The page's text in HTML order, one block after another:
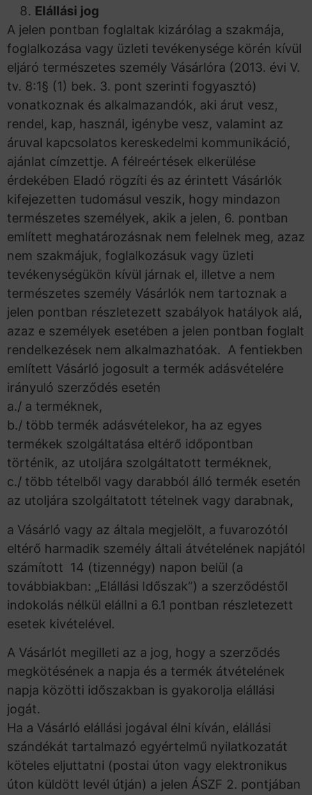
Elállási jog
A jelen pontban foglaltak kizárólag a szakmája,
foglalkozása vagy üzleti tevékenysége körén kívül
eljáró természetes személy Vásárlóra (2013. évi V.
tv. 8:1§ (1) bek. 3. pont szerinti fogyasztó)
vonatkoznak és alkalmazandók, aki árut vesz,
rendel, kap, használ, igénybe vesz, valamint az
áruval kapcsolatos kereskedelmi kommunikáció,
ajánlat címzettje. A félreértések elkerülése
érdekében Eladó rögzíti és az érintett Vásárlók
kifejezetten tudomásul veszik, hogy mindazon
természetes személyek, akik a jelen, 6. pontban
említett meghatározásnak nem felelnek meg, azaz
nem szakmájuk, foglalkozásuk vagy üzleti
tevékenységükön kívül járnak el, illetve a nem
természetes személy Vásárlók nem tartoznak a
jelen pontban részletezett szabályok hatályok alá,
azaz e személyek esetében a jelen pontban foglalt
rendelkezések nem alkalmazhatóak. A fentiekben
említett Vásárló jogosult a termék adásvételére
irányuló szerződés esetén
a./ a terméknek,
b./ több termék adásvételekor, ha az egyes
termékek szolgáltatása eltérő időpontban
történik, az utoljára szolgáltatott terméknek,
c./ több tételből vagy darabból álló termék esetén
az utoljára szolgáltatott tételnek vagy darabnak,
a Vásárló vagy az általa megjelölt, a fuvarozótól
eltérő harmadik személy általi átvételének napjától
számított 14 (tizennégy) napon belül (a
továbbiakban: „Elállási Időszak”) a szerződéstől
indokolás nélkül elállni a 6.1 pontban részletezett
esetek kivételével.
A Vásárlót megilleti az a jog, hogy a szerződés
megkötésének a napja és a termék átvételének
napja közötti időszakban is gyakorolja elállási
jogát.
Ha a Vásárló elállási jogával élni kíván, elállási
szándékát tartalmazó egyértelmű nyilatkozatát
köteles eljuttatni (postai úton vagy elektronikus
úton küldött levél útján) a jelen ÁSZF 2. pontjában